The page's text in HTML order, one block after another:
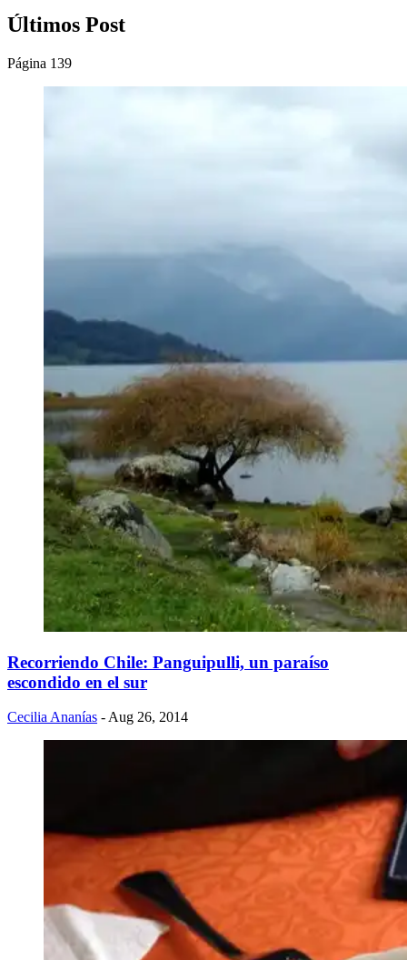
Últimos Post
Página 139
Recorriendo Chile: Panguipulli, un paraíso
escondido en el sur
Cecilia Ananías - Aug 26, 2014